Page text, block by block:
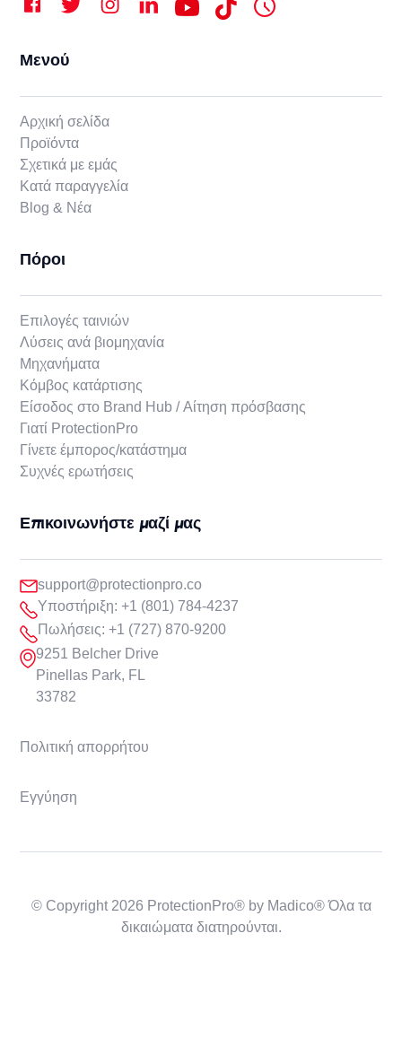
Μενού
Αρχική σελίδα
Προϊόντα
Σχετικά με εμάς
Κατά παραγγελία
Blog & Νέα
Πόροι
Επιλογές ταινιών
Λύσεις ανά βιομηχανία
Μηχανήματα
Κόμβος κατάρτισης
Είσοδος στο Brand Hub / Αίτηση πρόσβασης
Γιατί ProtectionPro
Γίνετε έμπορος/κατάστημα
Συχνές ερωτήσεις
Επικοινωνήστε μαζί μας
support@protectionpro.co
Υποστήριξη: +1 (801) 784-4237
Πωλήσεις: +1 (727) 870-9200
9251 Belcher Drive
Pinellas Park, FL
33782
Πολιτική απορρήτου
Εγγύηση
© Copyright 2026 ProtectionPro® by Madico® Όλα τα
δικαιώματα διατηρούνται.